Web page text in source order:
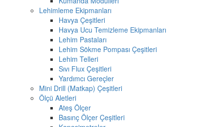
Lehimleme Ekipmanları
Havya Çeşitleri
Havya Ucu Temizleme Ekipmanları
Lehim Pastaları
Lehim Sökme Pompası Çeşitleri
Lehim Telleri
Sıvı Flux Çeşitleri
Yardımcı Gereçler
Mini Drill (Matkap) Çeşitleri
Ölçü Aletleri
Ateş Ölçer
Basınç Ölçer Çeşitleri